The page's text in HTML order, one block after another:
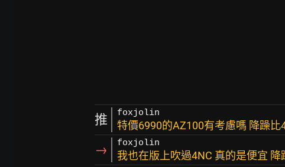
推 foxjolin
特價6990的AZ100有考慮嗎 降躁比
→ foxjolin
我也在版上吹過4NC 真的是便宜 降